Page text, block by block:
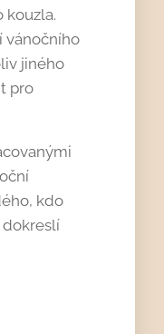
kouzla.
vánočního
jiného
pro
kdo
dokreslí